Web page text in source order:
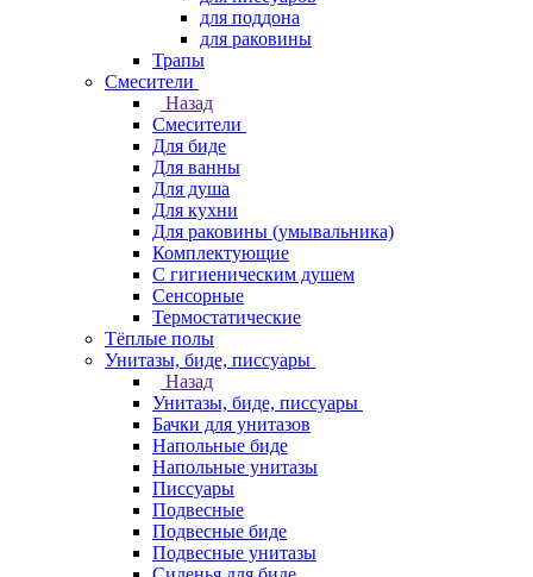
для поддона
для раковины
Трапы
Смесители
Назад
Смесители
Для биде
Для ванны
Для душа
Для кухни
Для раковины (умывальника)
Комплектующие
С гигиеническим душем
Сенсорные
Термостатические
Тёплые полы
Унитазы, биде, писсуары
Назад
Унитазы, биде, писсуары
Бачки для унитазов
Напольные биде
Напольные унитазы
Писсуары
Подвесные
Подвесные биде
Подвесные унитазы